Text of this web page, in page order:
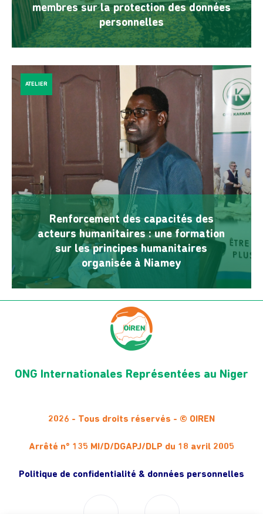
membres sur la protection des données
personnelles
Renforcement des capacités des
acteurs humanitaires : une formation
sur les principes humanitaires
organisée à Niamey
ATELIER
ONG Internationales Représentées au Niger
2026 - Tous droits réservés - © OIREN
Arrêté n° 135 MI/D/DGAPJ/DLP du 18 avril 2005
Politique de confidentialité & données personnelles